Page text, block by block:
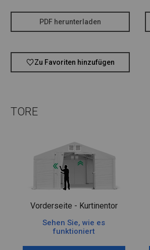
PDF herunterladen
Zu Favoriten hinzufügen
TORE
Vorderseite - Kurtinentor
Sehen Sie, wie es
funktioniert